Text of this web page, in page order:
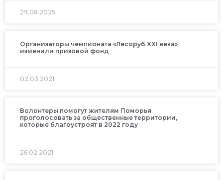
29.08.2025
Организаторы чемпионата «Лесоруб XXI века»
изменили призовой фонд
02.03.2021
Волонтеры помогут жителям Поморья
проголосовать за общественные территории,
которые благоустроят в 2022 году
26.02.2021